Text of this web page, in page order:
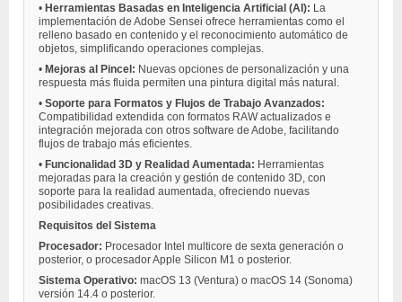
• Herramientas Basadas en Inteligencia Artificial (AI): La
implementación de Adobe Sensei ofrece herramientas como el
relleno basado en contenido y el reconocimiento automático de
objetos, simplificando operaciones complejas.
• Mejoras al Pincel: Nuevas opciones de personalización y una
respuesta más fluida permiten una pintura digital más natural.
• Soporte para Formatos y Flujos de Trabajo Avanzados:
Compatibilidad extendida con formatos RAW actualizados e
integración mejorada con otros software de Adobe, facilitando
flujos de trabajo más eficientes.
• Funcionalidad 3D y Realidad Aumentada: Herramientas
mejoradas para la creación y gestión de contenido 3D, con
soporte para la realidad aumentada, ofreciendo nuevas
posibilidades creativas.
Requisitos del Sistema
Procesador: Procesador Intel multicore de sexta generación o
posterior, o procesador Apple Silicon M1 o posterior.
Sistema Operativo: macOS 13 (Ventura) o macOS 14 (Sonoma)
versión 14.4 o posterior.